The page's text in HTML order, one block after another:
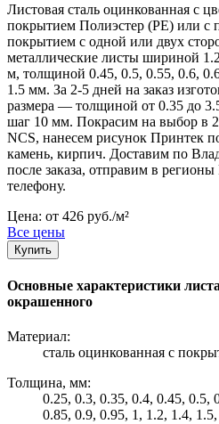
Листовая сталь оцинкованная с
покрытием Полиэстер (PE) или
покрытием с одной или двух
металлические листы шириной
м, толщиной 0.45, 0.5, 0.55, 0.6,
1.5 мм. За 2-5 дней на заказ
размера — толщиной от 0.35 до
шаг 10 мм. Покрасим на выбор в
NCS, нанесем рисунок Принтек
камень, кирпич. Доставим по
после заказа, отправим в
телефону.
Цена: от 426 руб./м²
Все цены
Купить
Основные характеристики
окрашенного
Материал:
сталь оцинкованная с
Толщина, мм:
0.25, 0.3, 0.35, 0.4, 0.45, 0.5,
0.85, 0.9, 0.95, 1, 1.2, 1.4,